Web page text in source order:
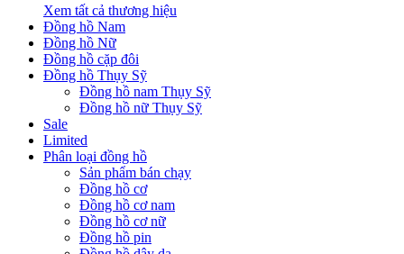
Xem tất cả thương hiệu
Đồng hồ Nam
Đồng hồ Nữ
Đồng hồ cặp đôi
Đồng hồ Thụy Sỹ
Đồng hồ nam Thụy Sỹ
Đồng hồ nữ Thụy Sỹ
Sale
Limited
Phân loại đồng hồ
Sản phẩm bán chạy
Đồng hồ cơ
Đồng hồ cơ nam
Đồng hồ cơ nữ
Đồng hồ pin